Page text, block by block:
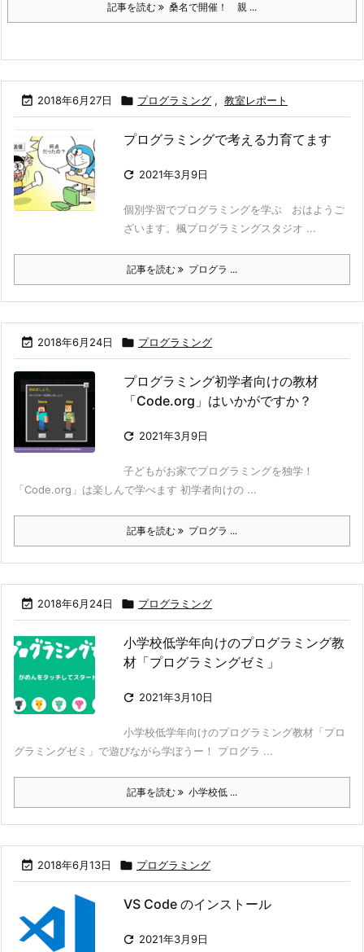
記事を読む 桑名で開催！ 親 ...
 2018年6月27日  プログラミング , 教室レポート
プログラミングで考える力育てます
 2021年3月9日
個別学習でプログラミングを学ぶ おはようご
ざいます。楓プログラミングスタジオ ...
記事を読む プログラ ...
 2018年6月24日  プログラミング
プログラミング初学者向けの教材
「Code.org」はいかがですか？
 2021年3月9日
子どもがお家でプログラミングを独学！
「Code.org」は楽しんで学べます 初学者向けの ...
記事を読む プログラ ...
 2018年6月24日  プログラミング
小学校低学年向けのプログラミング教
材「プログラミングゼミ」
 2021年3月10日
小学校低学年向けのプログラミング教材「プロ
グラミングゼミ」で遊びながら学ぼうー！ プログラ ...
記事を読む 小学校低 ...
 2018年6月13日  プログラミング
VS Code のインストール
 2021年3月9日